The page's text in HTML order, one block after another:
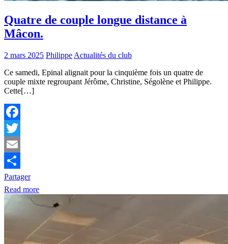
Quatre de couple longue distance à
Mâcon.
2 mars 2025 Philippe Actualités du club
Ce samedi, Epinal alignait pour la cinquième fois un quatre de
couple mixte regroupant Jérôme, Christine, Ségolène et Philippe.
Cette[…]
Facebook
Twitter
Email
Partager
Read more